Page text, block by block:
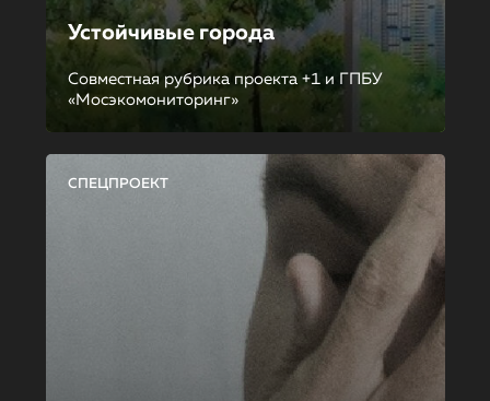
Устойчивые города
Совместная рубрика проекта +1 и ГПБУ
«Мосэкомониторинг»
СПЕЦПРОЕКТ